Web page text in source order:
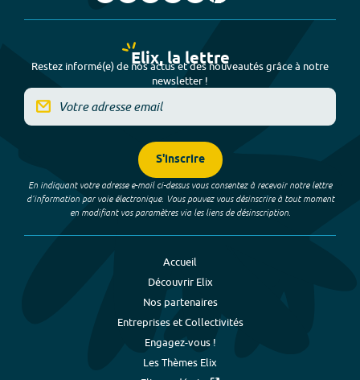
Elix, la lettre
Restez informé(e) de nos actus et des nouveautés grâce à notre
newsletter !
S'inscrire
En indiquant votre adresse e-mail ci-dessus vous consentez à recevoir notre lettre
d’information par voie électronique. Vous pouvez vous désinscrire à tout moment
en modifiant vos paramètres via les liens de désinscription.
Accueil
Découvrir Elix
Nos partenaires
Entreprises et Collectivités
Engagez-vous !
Les Thèmes Elix